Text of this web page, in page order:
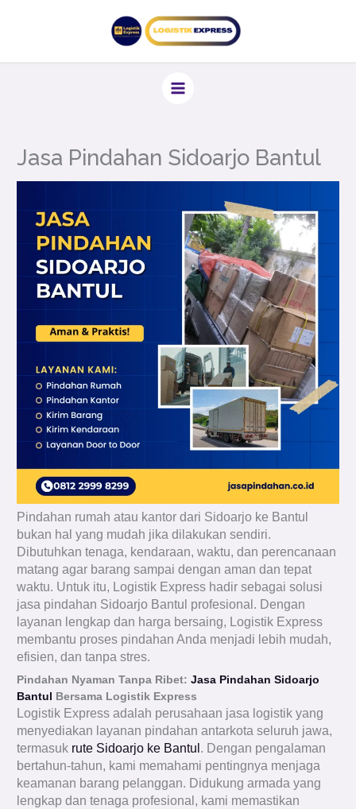
Jasa Pindahan Sidoarjo Bantul
Pindahan rumah atau kantor dari Sidoarjo ke Bantul
bukan hal yang mudah jika dilakukan sendiri.
Dibutuhkan tenaga, kendaraan, waktu, dan perencanaan
matang agar barang sampai dengan aman dan tepat
waktu. Untuk itu, Logistik Express hadir sebagai solusi
jasa pindahan Sidoarjo Bantul profesional. Dengan
layanan lengkap dan harga bersaing, Logistik Express
membantu proses pindahan Anda menjadi lebih mudah,
efisien, dan tanpa stres.
Pindahan Nyaman Tanpa Ribet:Jasa Pindahan Sidoarjo
Bantul
Bersama Logistik Express
Logistik Express adalah perusahaan jasa logistik yang
menyediakan layanan pindahan antarkota seluruh jawa,
termasuk rute Sidoarjo ke Bantul . Dengan pengalaman
bertahun-tahun, kami memahami pentingnya menjaga
keamanan barang pelanggan. Didukung armada yang
lengkap dan tenaga profesional, kami memastikan